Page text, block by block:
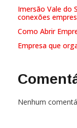
Imersão Vale do
conexões
Como Abrir
Empresa que
Nenhum